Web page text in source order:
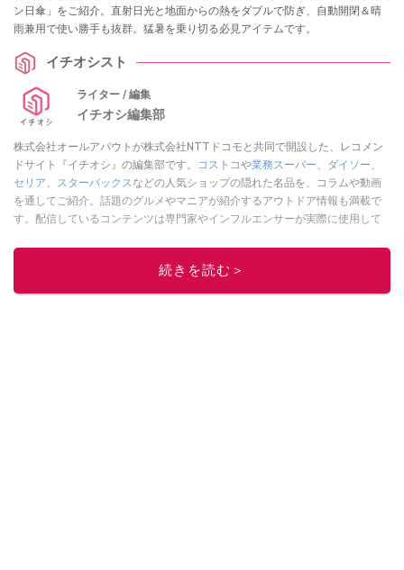
ン日傘」をご紹介。直射日光と地面からの熱をダブルで防ぎ、自動開閉＆晴
雨兼用で使い勝手も抜群。猛暑を乗り切る必見アイテムです。
イチオシスト
ライター / 編集
イチオシ編集部
株式会社オールアバウトが株式会社NTTドコモと共同で開設した、レコメン
ドサイト『イチオシ』の編集部です。
コストコや業務スーパー ダイソー
セリア
スターバックス などの人気ショップの隠れた名品を、コラムや動画
を通してご紹介。話題のグルメやマニアが紹介するアウトドア情報も満載で
す。配信しているコンテンツは専門家やインフルエンサーが実際に使用して
ニュースでフォロー
続きを読む＞